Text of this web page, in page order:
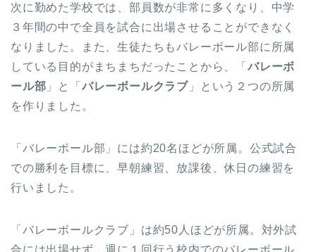
次に勤めた学校では、部員数が非常に多くなり、中学
３年間の中で全員を試合に出場させることができなく
なりました。また、生徒たちもバレーボール部に所属
している目的がまちまちだったことから、「 バレーボ
ール部 」と「 バレーボールクラブ 」という２つの所属
を作りました。
「バレーボール部」には約20名ほどが所属。公式試合
での勝利を目標に、早朝練習、放課後、休日の練習を
行いました。
「バレーボールクラブ」は約50人ほどが所属。対外試
合には出場せず、週に１回行う校内でのバレーボール